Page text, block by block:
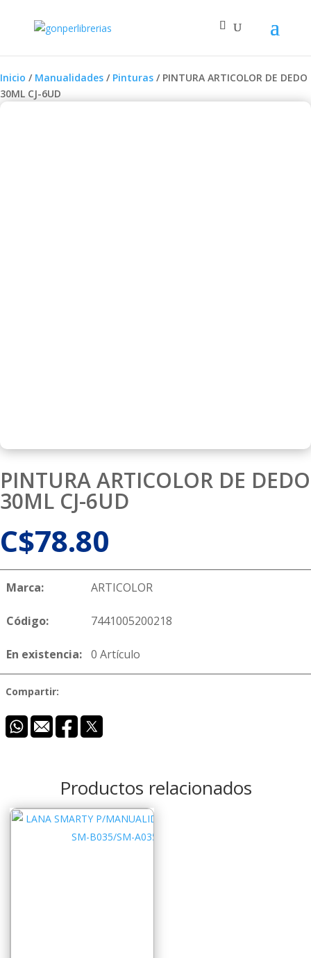
Inicio / Manualidades / Pinturas / PINTURA ARTICOLOR DE DEDO
30ML CJ-6UD
PINTURA ARTICOLOR DE DEDO
30ML CJ-6UD
C$78.80
Marca: ARTICOLOR
Código: 7441005200218
En existencia: 0 Artículo
Compartir:
Productos relacionados